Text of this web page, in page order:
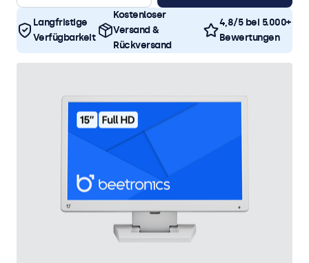
Langfristige
Verfügbarkeit
Kostenloser
Versand &
Rückversand
4,8/5 bei 5.000+
Bewertungen